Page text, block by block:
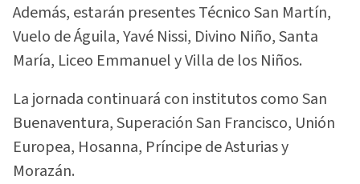
Además, estarán presentes Técnico San Martín,
Vuelo de Águila, Yavé Nissi, Divino Niño, Santa
María, Liceo Emmanuel y Villa de los Niños.
La jornada continuará con institutos como San
Buenaventura, Superación San Francisco, Unión
Europea, Hosanna, Príncipe de Asturias y
Morazán.